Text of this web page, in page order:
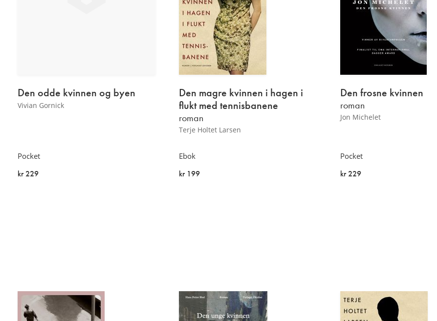
Vivian Gornick
Den odde kvinnen og byen
Pocket
kr 229
Terje Holtet Larsen
Den magre kvinnen i hagen i
flukt med tennisbanene
roman
Ebok
kr 199
Jon Michelet
Den frosne kvinnen
roman
Pocket
kr 229